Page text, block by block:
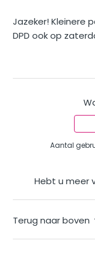
Jazeker! Kleinere
DPD ook op
Aantal
Hebt u meer
Terug naar boven